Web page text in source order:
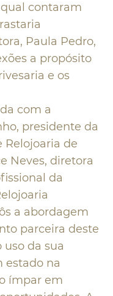
contaram
Paula Pedro,
a propósito
e os
com a
presidente da
Relojoaria de
Neves, diretora
da
a abordagem
parceira deste
da sua
estado na
ímpar em